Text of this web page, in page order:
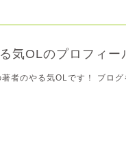
気OLのプロフィー
者のやる気OLです！ ブログ